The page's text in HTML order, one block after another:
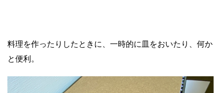
料理を作ったりしたときに、一時的に皿をおいたり、何か
と便利。